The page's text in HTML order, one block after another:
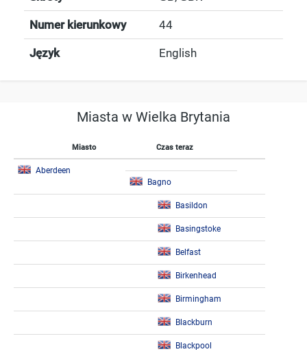
Numer kierunkowy 44
Język English
Miasta w Wielka Brytania
Miasto Czas teraz
Aberdeen
Bagno
Basildon
Basingstoke
Belfast
Birkenhead
Birmingham
Blackburn
Blackpool